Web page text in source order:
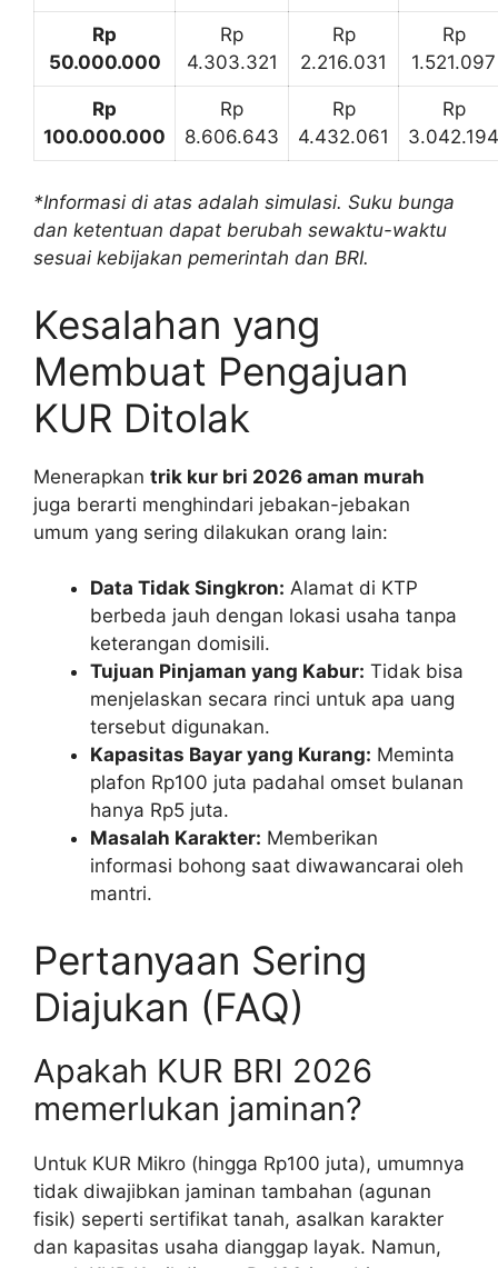
Rp
50.000.000
Rp
4.303.321
Rp
2.216.031
Rp
1.521.097
Rp
100.000.000
Rp
8.606.643
Rp
4.432.061
Rp
3.042.194
*Informasi di atas adalah simulasi. Suku bunga
dan ketentuan dapat berubah sewaktu-waktu
sesuai kebijakan pemerintah dan BRI.
Kesalahan yang
Membuat Pengajuan
KUR Ditolak
Menerapkan trik kur bri 2026 aman murah
juga berarti menghindari jebakan-jebakan
umum yang sering dilakukan orang lain:
Data Tidak Singkron: Alamat di KTP
berbeda jauh dengan lokasi usaha tanpa
keterangan domisili.
Tujuan Pinjaman yang Kabur: Tidak bisa
menjelaskan secara rinci untuk apa uang
tersebut digunakan.
Kapasitas Bayar yang Kurang: Meminta
plafon Rp100 juta padahal omset bulanan
hanya Rp5 juta.
Masalah Karakter: Memberikan
informasi bohong saat diwawancarai oleh
mantri.
Pertanyaan Sering
Diajukan (FAQ)
Apakah KUR BRI 2026
memerlukan jaminan?
Untuk KUR Mikro (hingga Rp100 juta), umumnya
tidak diwajibkan jaminan tambahan (agunan
fisik) seperti sertifikat tanah, asalkan karakter
dan kapasitas usaha dianggap layak. Namun,